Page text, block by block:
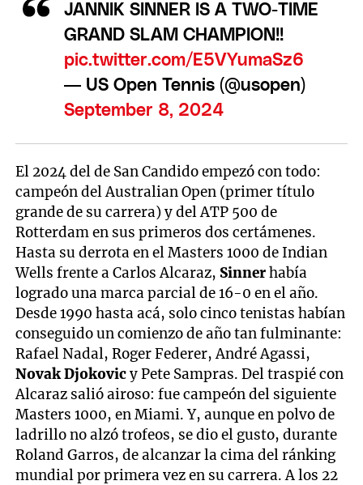
JANNIK SINNER IS A TWO-TIME
GRAND SLAM CHAMPION!!
pic.twitter.com/E5VYumaSz6
— US Open Tennis (@usopen)
September 8, 2024
El 2024 del de San Candido empezó con todo:
campeón del Australian Open (primer título
grande de su carrera) y del ATP 500 de
Rotterdam en sus primeros dos certámenes.
Hasta su derrota en el Masters 1000 de Indian
Wells frente a Carlos Alcaraz, Sinnerhabía
logrado una marca parcial de 16-0 en el año.
Desde 1990 hasta acá, solo cinco tenistas habían
conseguido un comienzo de año tan fulminante:
Rafael Nadal, Roger Federer, André Agassi,
Novak Djokovicy Pete Sampras. Del traspié con
Alcaraz salió airoso: fue campeón del siguiente
Masters 1000, en Miami. Y, aunque en polvo de
ladrillo no alzó trofeos, se dio el gusto, durante
Roland Garros, de alcanzar la cima del ránking
mundial por primera vez en su carrera. A los 22